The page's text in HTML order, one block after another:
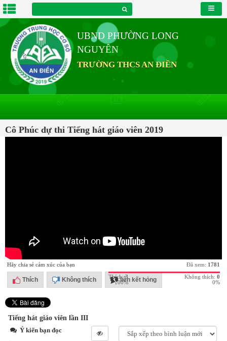
UBND PHƯỜNG LONG
NGUYÊN
TRƯỜNG THCS AN ĐIỀN
Cô Phúc dự thi Tiếng hát giáo viên 2019
Hãy chia sẻ cảm xúc của bạn
Thích Không thích liên kết hỏng
Đã xem: 1781
Thích:3
100%
Không thích: 0
0%
Tiếng hát giáo viên lần III
Ý kiến bạn đọc